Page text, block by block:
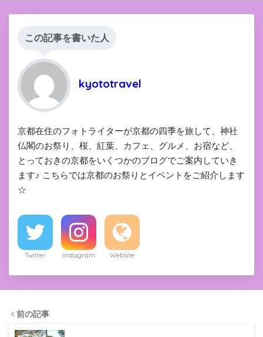
この記事を書いた人
kyototravel
京都在住のフォトライターが京都の四季を旅して、神社
仏閣のお祭り、桜、紅葉、カフェ、グルメ、お宿など、
とっておきの京都をいくつかのブログでご案内していき
ます♪ こちらでは京都のお祭りとイベントをご紹介します
☆
Twitter Instagram Website
前の記事